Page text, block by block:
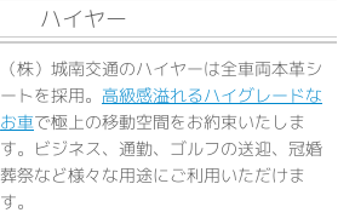
ハイヤー
（株）城南交通のハイヤーは全車両本革シ
ートを採用。 高級感溢れるハイグレードな
お車で極上の移動空間をお約束いたしま
す。ビジネス、通勤、ゴルフの送迎、冠婚
葬祭など様々な用途にご利用いただけま
す。